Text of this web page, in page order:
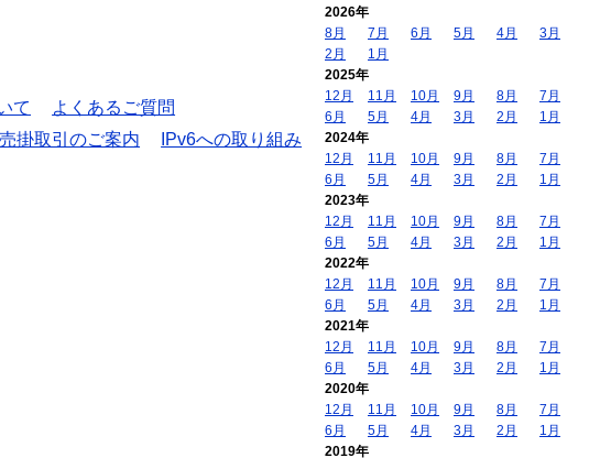
て
よくあるご質問
売掛取引のご案内
IPv6への取り組み
2026年
8月
7月 6月 5月 4月
3月
2月
1月
2025年
12月
11月 10月 9月 8月
7月
6月
5月 4月 3月 2月
1月
2024年
12月
11月 10月 9月 8月
7月
6月
5月 4月 3月 2月
1月
2023年
12月
11月 10月 9月 8月
7月
6月
5月 4月 3月 2月
1月
2022年
12月
11月 10月 9月 8月
7月
6月
5月 4月 3月 2月
1月
2021年
12月
11月 10月 9月 8月
7月
6月
5月 4月 3月 2月
1月
2020年
12月
11月 10月 9月 8月
7月
6月
5月 4月 3月 2月
1月
2019年